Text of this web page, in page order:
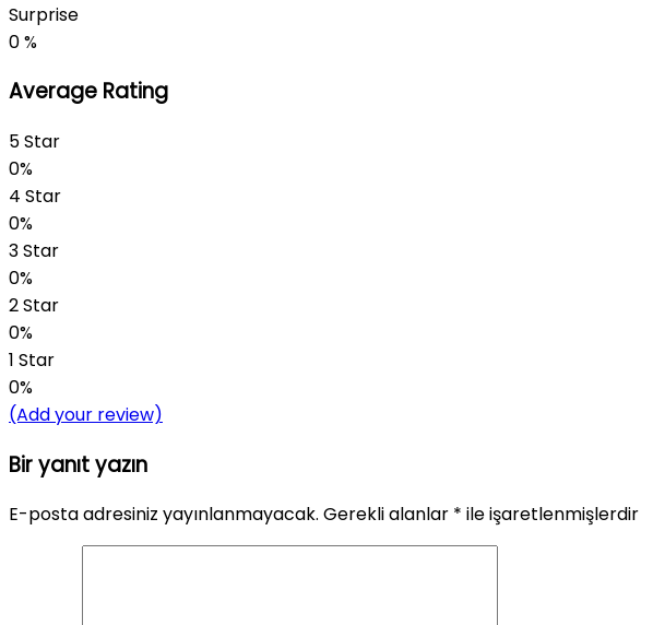
Surprise
0%
Average Rating
5 Star
0%
4 Star
0%
3 Star
0%
2 Star
0%
1 Star
0%
(Add your review)
Bir yanıt yazın
E-posta adresiniz yayınlanmayacak. Gerekli alanlar * ile işaretlenmişlerdir